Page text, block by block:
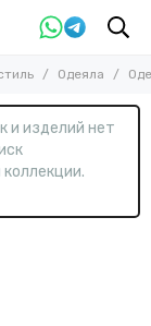
Одеяла
и изделий нет